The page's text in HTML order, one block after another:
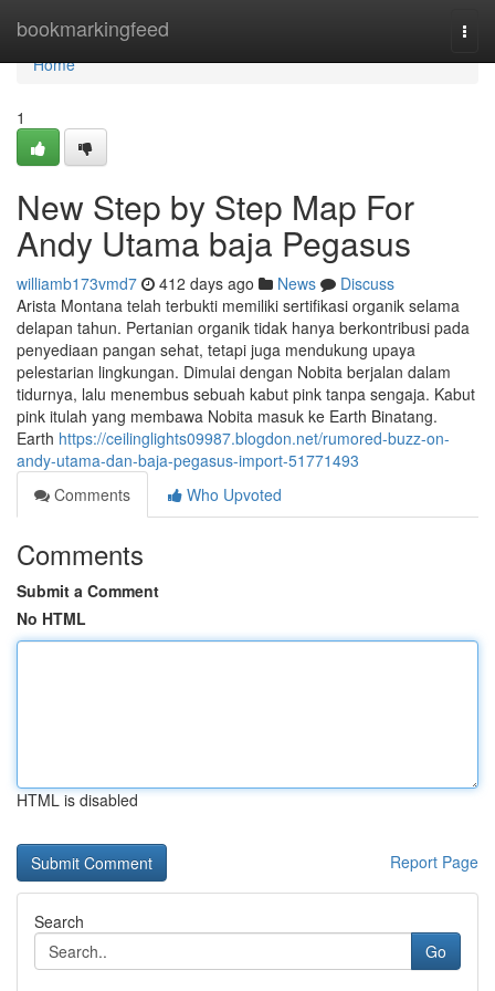
bookmarkingfeed
Home
Home
1
New Step by Step Map For
Andy Utama baja Pegasus
williamb173vmd7 412 days ago News
Discuss
Arista Montana telah terbukti memiliki sertifikasi organik selama
delapan tahun. Pertanian organik tidak hanya berkontribusi pada
penyediaan pangan sehat, tetapi juga mendukung upaya
pelestarian lingkungan. Dimulai dengan Nobita berjalan dalam
tidurnya, lalu menembus sebuah kabut pink tanpa sengaja. Kabut
pink itulah yang membawa Nobita masuk ke Earth Binatang.
Earth https://ceilinglights09987.blogdon.net/rumored-buzz-on-
andy-utama-dan-baja-pegasus-import-51771493
Comments
Who Upvoted
Comments
Submit a Comment
No HTML
HTML is disabled
Report Page
Search
Go